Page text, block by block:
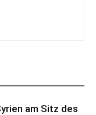
am Sitz des